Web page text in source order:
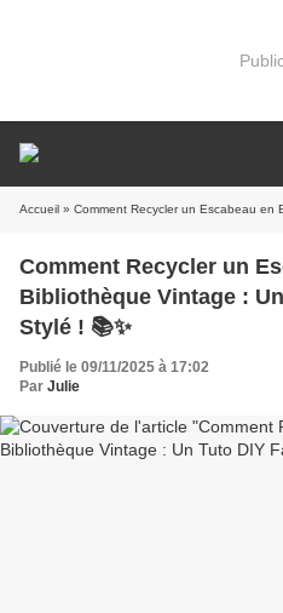
Accueil » Comment Recycler un Escabeau en
Comment Recycler un
Bibliothèque Vintage :
Stylé ! 📚✨
Publié le 09/11/2025 à 17:02
Par Julie